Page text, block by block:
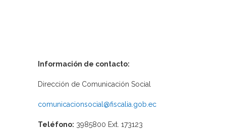
Información de contacto:
Dirección de Comunicación Social
comunicacionsocial@fiscalia.gob.ec
Teléfono: 3985800 Ext. 173123